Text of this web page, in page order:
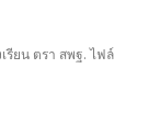
รียน ตรา สพฐ. ไฟล์